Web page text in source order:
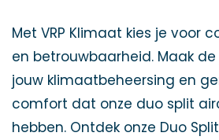
Met VRP Klimaat kies je voor
en betrouwbaarheid. Maak
jouw klimaatbeheersing en
comfort dat onze duo split
hebben. Ontdek onze Duo